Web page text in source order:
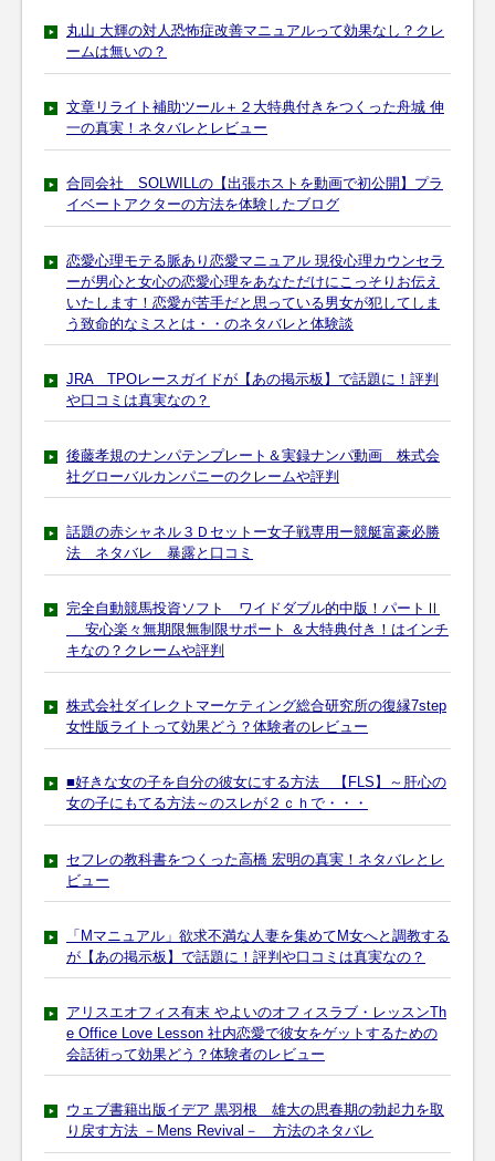
丸山 大輝の対人恐怖症改善マニュアルって効果なし？クレ
ームは無いの？
文章リライト補助ツール＋２大特典付きをつくった舟城 伸
一の真実！ネタバレとレビュー
合同会社 SOLWILLの【出張ホストを動画で初公開】プラ
イベートアクターの方法を体験したブログ
恋愛心理モテる脈あり恋愛マニュアル 現役心理カウンセラ
ーが男心と女心の恋愛心理をあなただけにこっそりお伝え
いたします！恋愛が苦手だと思っている男女が犯してしま
う致命的なミスとは・・のネタバレと体験談
JRA TPOレースガイドが【あの掲示板】で話題に！評判
や口コミは真実なの？
後藤孝規のナンパテンプレート＆実録ナンパ動画 株式会
社グローバルカンパニーのクレームや評判
話題の赤シャネル３Ｄセットー女子戦専用ー競艇富豪必勝
法 ネタバレ 暴露と口コミ
完全自動競馬投資ソフト ワイドダブル的中版！パートⅡ
安心楽々無期限無制限サポート ＆大特典付き！はインチ
キなの？クレームや評判
株式会社ダイレクトマーケティング総合研究所の復縁7step
女性版ライトって効果どう？体験者のレビュー
■好きな女の子を自分の彼女にする方法 【FLS】～肝心の
女の子にもてる方法～のスレが２ｃｈで・・・
セフレの教科書をつくった高橋 宏明の真実！ネタバレとレ
ビュー
「Mマニュアル」欲求不満な人妻を集めてM女へと調教する
が【あの掲示板】で話題に！評判や口コミは真実なの？
アリスエオフィス有末 やよいのオフィスラブ・レッスンTh
e Office Love Lesson 社内恋愛で彼女をゲットするための
会話術って効果どう？体験者のレビュー
ウェブ書籍出版イデア 黒羽根 雄大の思春期の勃起力を取
り戻す方法 －Mens Revival－ 方法のネタバレ